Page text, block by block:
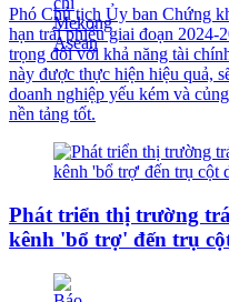
Phó Chủ tịch Ủy ban Chứng
hạn trái phiếu giai đoạn 2024-
trọng đối với khả năng tài
này được thực hiện hiệu quả,
doanh nghiệp yếu kém và
nền tảng tốt.
Phát triển thị trường
kênh 'bổ trợ' đến trụ